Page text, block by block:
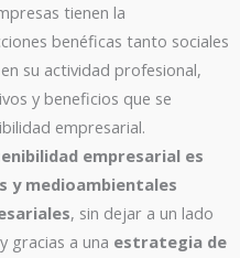
tienen la
benéficas tanto sociales
su actividad profesional,
y beneficios que se
empresarial.
empresarial es
y medioambientales
, sin dejar a un lado
gracias a una estrategia de